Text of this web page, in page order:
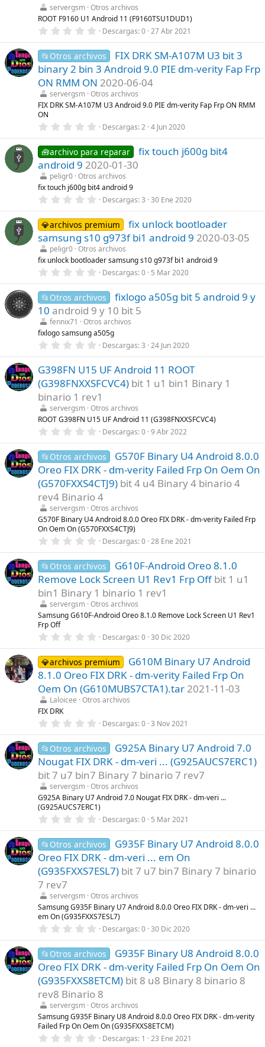
e
l
a
(
s
)
servergsm Otros archivos
ROOT F9160 U1 Android 11 (F9160TSU1DUD1)
0
0
0
e
s
t
r
e
l
s
)
Descargas 0 27 Abr 2021
📂Otros archivos
FIX DRK SM-A107M U3 bit 3
binary 2 bin 3 Android 9.0 PIE dm-verity Fap Frp
ON RMM ON 2020-06-04
servergsm Otros archivos
FIX DRK SM-A107M U3 Android 9.0 PIE dm-verity Fap Frp ON RMM
ON
0
0
0
e
s
t
r
e
l
a
(
s
)
Descargas 2 4 Jun 2020
🧰archivo para reparar
fix touch j600g bit4
android 9 2020-01-30
peligr0 Otros archivos
fix touch j600g bit4 android 9
0
0
0
e
s
t
r
e
l
a
(
s
)
Descargas 3 30 Ene 2020
💎archivos premium
fix unlock bootloader
samsung s10 g973f bi1 android 9 2020-03-05
peligr0 Otros archivos
fix unlock bootloader samsung s10 g973f bi1 android 9
0
0
0
e
s
t
r
e
l
(
s
)
Descargas 0 5 Mar 2020
📂Otros archivos
fixlogo a505g bit 5 android 9 y
10 android 9 y 10 bit 5
fennix71
Otros archivos
fixlogo samsung a505g
0
0
0
e
s
t
r
e
l
a
(
s
)
Descargas 3 24 Jun 2020
G398FN U15 UF Android 11 ROOT
(G398FNXXSFCVC4) bit 1 u1 bin1 Binary 1
binario 1 rev1
servergsm Otros archivos
ROOT G398FN U15 UF Android 11 (G398FNXXSFCVC4)
0
0
0
e
s
t
r
e
l
l
a
(
s
Descargas 0 9 Abr 2022
📂Otros archivos
G570F Binary U4 Android 8.0.0
Oreo FIX DRK - dm-verity Failed Frp On Oem On
(G570FXXS4CTJ9) bit 4 u4 Binary 4 binario 4
rev4 Binario 4
servergsm Otros archivos
G570F Binary U4 Android 8.0.0 Oreo FIX DRK - dm-verity Failed Frp
On Oem On (G570FXXS4CTJ9)
0
0
0
e
s
t
r
e
l
s
)
Descargas 0 28 Ene 2021
📂Otros archivos
G610F-Android Oreo 8.1.0
Remove Lock Screen U1 Rev1 Frp Off bit 1 u1
bin1 Binary 1 binario 1 rev1
servergsm Otros archivos
Samsung G610F-Android Oreo 8.1.0 Remove Lock Screen U1 Rev1
Frp Off
0
0
0
e
s
t
r
e
a
(
s
)
Descargas 0 30 Dic 2020
💎archivos premium
G610M Binary U7 Android
8.1.0 Oreo FIX DRK - dm-verity Failed Frp On
Oem On (G610MUBS7CTA1).tar 2021-11-03
Laloicee
Otros archivos
FIX DRK
0
0
0
e
s
t
r
e
l
l
a
s
)
Descargas 0 3 Nov 2021
📂Otros archivos
G925A Binary U7 Android 7.0
Nougat FIX DRK - dm-veri ... (G925AUCS7ERC1)
bit 7 u7 bin7 Binary 7 binario 7 rev7
servergsm Otros archivos
G925A Binary U7 Android 7.0 Nougat FIX DRK - dm-veri ...
(G925AUCS7ERC1)
0
0
0
e
s
t
r
l
l
a
(
s
Descargas 0 5 Mar 2021
📂Otros archivos
G935F Binary U7 Android 8.0.0
Oreo FIX DRK - dm-veri ... em On
(G935FXXS7ESL7) bit 7 u7 bin7 Binary 7 binario
7 rev7
servergsm Otros archivos
Samsung G935F Binary U7 Android 8.0.0 Oreo FIX DRK - dm-veri ...
em On (G935FXXS7ESL7)
0
0
0
e
s
t
r
e
l
l
a
(
s
Descargas 0 30 Dic 2020
📂Otros archivos
G935F Binary U8 Android 8.0.0
Oreo FIX DRK - dm-verity Failed Frp On Oem On
(G935FXXS8ETCM) bit 8 u8 Binary 8 binario 8
rev8 Binario 8
servergsm Otros archivos
Samsung G935F Binary U8 Android 8.0.0 Oreo FIX DRK - dm-verity
Failed Frp On Oem On (G935FXXS8ETCM)
0 Descargas 1 23 Ene 2021